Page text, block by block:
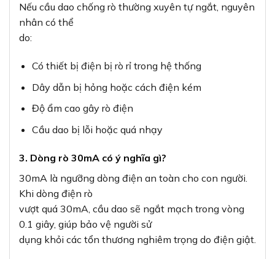
Nếu cầu dao chống rò thường xuyên tự ngắt, nguyên
nhân có thể
do:
Có thiết bị điện bị rò rỉ trong hệ thống
Dây dẫn bị hỏng hoặc cách điện kém
Độ ẩm cao gây rò điện
Cầu dao bị lỗi hoặc quá nhạy
3. Dòng rò 30mA có ý nghĩa gì?
30mA là ngưỡng dòng điện an toàn cho con người.
Khi dòng điện rò
vượt quá 30mA, cầu dao sẽ ngắt mạch trong vòng
0.1 giây, giúp bảo vệ người sử
dụng khỏi các tổn thương nghiêm trọng do điện giật.